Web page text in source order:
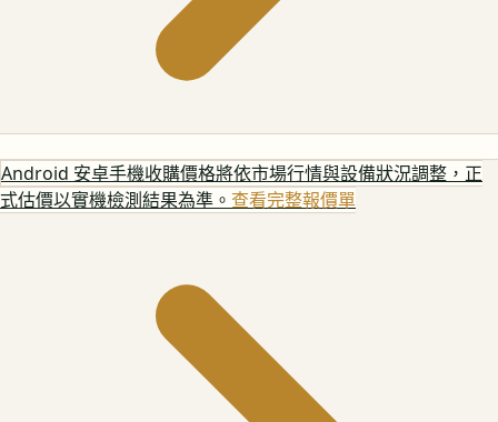
Android 安卓手機收購價格將依市場行情與設備狀況調整，正
式估價以實機檢測結果為準。 查看完整報價單